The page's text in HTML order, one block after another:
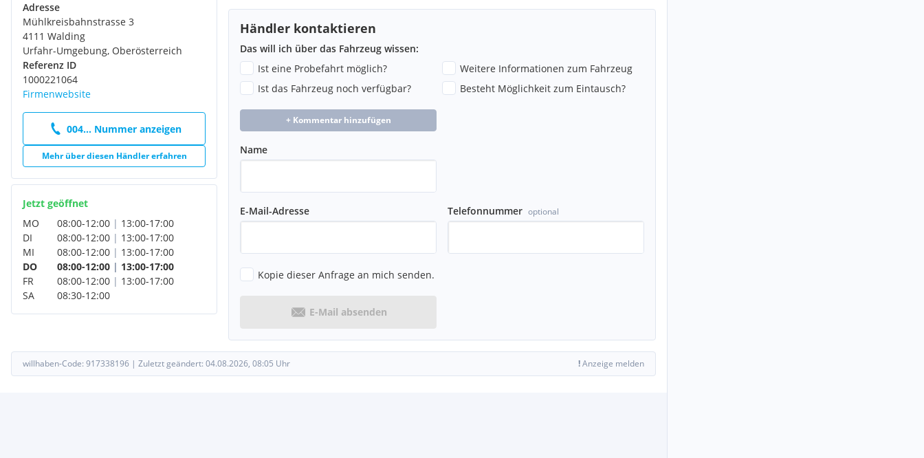
Adresse
Mühlkreisbahnstrasse 3
4111 Walding
Urfahr-Umgebung, Oberösterreich
Referenz ID
1000221064
Firmenwebsite
004... Nummer anzeigen
Mehr über diesen Händler erfahren
Jetzt geöffnet
MO
08:00-12:00 | 13:00-17:00
DI
08:00-12:00 | 13:00-17:00
MI
08:00-12:00 | 13:00-17:00
DO
08:00-12:00 | 13:00-17:00
FR
08:00-12:00 | 13:00-17:00
SA
08:30-12:00
Händler kontaktieren
Das will ich über das Fahrzeug wissen:
Ist eine Probefahrt möglich?
Weitere Informationen zum Fahrzeug
Ist das Fahrzeug noch verfügbar?
Besteht Möglichkeit zum Eintausch?
+ Kommentar hinzufügen
Name
E-Mail-Adresse Telefonnummer optional
Kopie dieser Anfrage an mich senden.
E-Mail absenden
willhaben-Code: 917338196 | Zuletzt geändert: 04.08.2026, 08:05 Uhr !Anzeige melden